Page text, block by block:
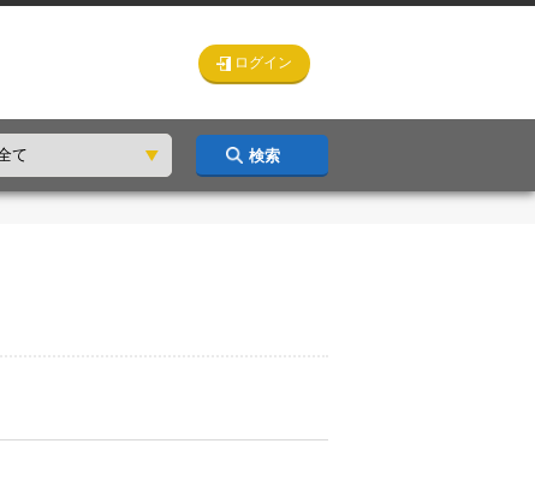
ログイン
検索